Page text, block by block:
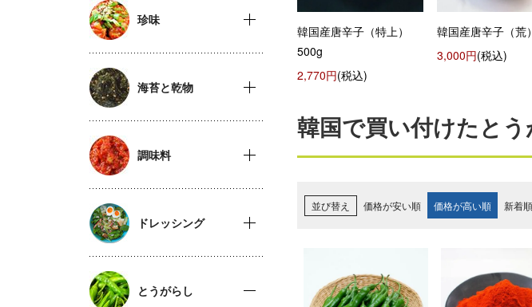
珍味
海苔と乾物
調味料
ドレッシング
とうがらし
韓国産唐辛子（特上）
500g
2,770円(税込)
韓国産唐辛子（荒
3,000円(税込)
韓国で買い付けたとう
並び替え 価格が安い順 価格が高い順 新着順